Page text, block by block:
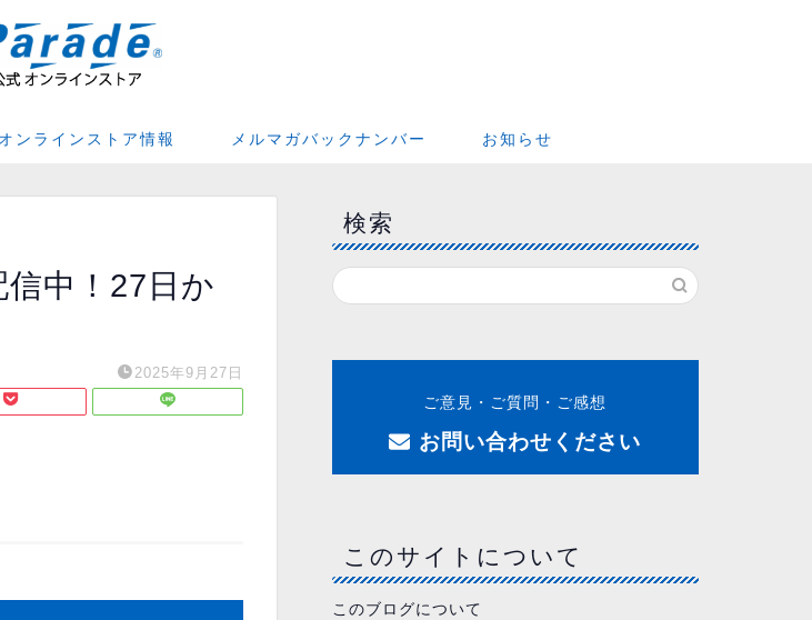
オンラインストア情報 メルマガバックナンバー お知らせ
中！27日か
2025年9月27日
検索
ご意見・ご質問・ご感想
お問い合わせください
このサイトについて
このブログについて